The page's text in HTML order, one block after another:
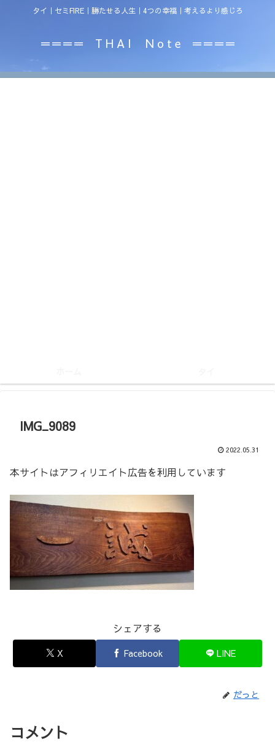
タイ｜セミFIRE｜勝たせる人生｜4つの幸福｜考えるより感じろ
＝＝＝＝ T H A I N o t e ＝＝＝＝
IMG_9089
2022.05.31
本サイトはアフィリエイト広告を利用しています
シェアする
X Facebook LINE
だっと
コメント